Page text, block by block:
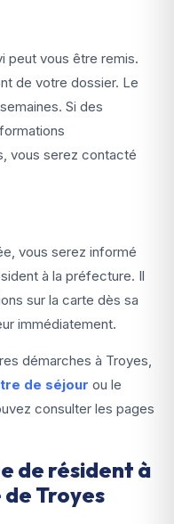
peut vous être remis.
de votre dossier. Le
Si des
vous serez contacté
vous serez informé
à la préfecture. Il
sur la carte dès sa
immédiatement.
démarches à Troyes,
de séjour ou le
consulter les pages
de résident à
Troyes